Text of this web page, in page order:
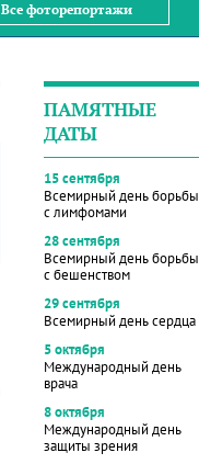
Все фоторепортажи
ПАМЯТНЫЕ
ДАТЫ
15 сентября
Всемирный день борьбы
с лимфомами
28 сентября
Всемирный день борьбы
с бешенством
29 сентября
Всемирный день сердца
5 октября
Международный день
врача
8 октября
Международный день
защиты зрения